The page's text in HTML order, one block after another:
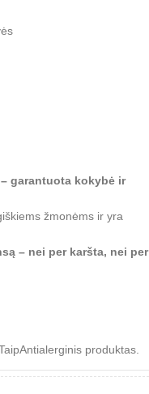
garantuota kokybė ir
žmonėms ir yra
– nei per karšta, nei per
Antialerginis produktas.